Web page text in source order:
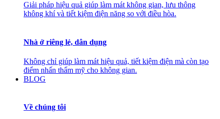
Giải pháp hiệu quả giúp làm mát không gian, lưu thông
không khí và tiết kiệm điện năng so với điều hòa.
Nhà ở riêng lẻ, dân dụng
Không chỉ giúp làm mát hiệu quả, tiết kiệm điện mà còn tạo
điểm nhấn thẩm mỹ cho không gian.
BLOG
Về chúng tôi